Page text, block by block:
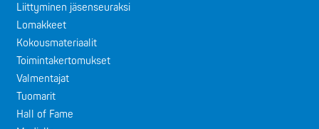
Liittyminen jäsenseuraksi
Lomakkeet
Kokousmateriaalit
Toimintakertomukset
Valmentajat
Tuomarit
Hall of Fame